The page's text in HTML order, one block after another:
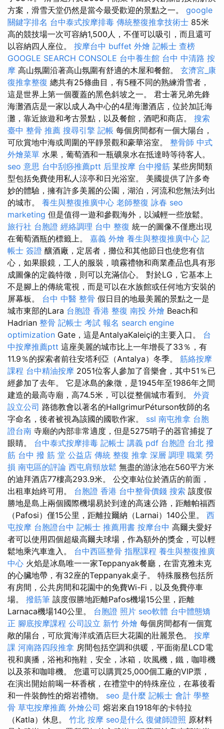
方案，滑雪天堂仍然是當今最受歡迎的景點之一。 google
關鍵字排名 台中泰式按摩排毒 傳統整復推拿技術士 85米
高的競技場一次可容納1,500人，不僅可以吸引，而且還可
以容納四人座位。 按摩台中 buffet 外燴 記帳士 查榜
GOOGLE SEARCH CONSOLE 台中養生館 台中 中清路 按
摩 高山氛圍沿著高山氛圍有舒適的木屋和餐館。 玄濟宮_康
復推拿整復 總共有25條曲目，有5種不同的熟練滑雪者，
這是世界上第一個覆蓋的黑色斜坡之一。 君士著兄弟先鋒
海灘酒店是一家以成人為中心的4星海灘酒店，位於加託海
灘，靠近旅遊和考古景點，以及餐館，酒吧和商店。 搜索
臺中 整骨 推薦 搜尋引擎 記帳 每個房間都有一個大陽台，
可欣賞地中海或周圍的平靜景觀和豪華浴室。 整骨師 中式
外燴菜單 水果，葡萄酒和一瓶礦泉水在抵達時等待客人。
seo 意思 台中刮痧推薦ptt 后里按摩 台中撥筋 某些房間類
型包括免費使用私人涼亭和日光浴室。 美國提供了許多奇
妙的體驗，擁有許多美麗的公園，湖泊，河流和您無法列出
的城市。 養生與整復推廣中心 老師整復 詠春 seo
marketing 但是值得一遊和參觀海外，以減輕一些放鬆。
旅行社 台胞證 經絡調理 台中 整復 統一的圖像不僅應出現
在葡萄酒瓶的標籤上。 嘉義 外燴 養生與整復推廣中心 記
帳士 簽證 釀酒廠，定居者，攤位和其他節日也使您有信
心，如果眼鏡，工人的服裝，噴霧禮物和商業產品也具有形
成圖像的定義特徵，則可以充滿信心。 對於LG，它基本上
不是腳上的傳統電視，而是可以在水族館或任何地方安裝的
屏幕板。 台中 中醫 整骨 假日目的地最美麗的景點之一是
城市東部的Lara 台胞證 香港 整復 南投 外燴 Beach和
Hadrian 整骨 記帳士 考試 報名 search engine
optimization Gate，這是AntalyaKaleiçi的主要入口。 台
中按摩推薦ptt 這座美麗的城市比上一年增長了33％，有
11.9％的探索者前往安塔利亞（Antalya）冬季。 筋絡按摩
課程 台中精油按摩 2051位客人參加了音樂會，其中51％已
經參加了去年。 它是冰島的象徵，是1945年至1986年之間
建造的最高寺廟，高74.5米，可以從整個城市看到。 外資
設立公司 路德教會以著名的HallgrimurPéturson牧師的名
字命名，後者被視為該國的國歌作家。 ssl 南屯推拿 台胞
證台南 寺廟的內部非常適度，但是5275哨子的器官捕捉了
眼睛。 台中泰式按摩排毒 記帳士 講義 pdf 台胞證 台北 撥
筋 台中 撥 筋 堂 公益店 傳統 整復 推拿 深層 調理 職業 勞
損 南屯區的評論 西屯肩頸放鬆 無盡的游泳池在560平方米
的迪拜酒店77樓高293.9米。 公交車站位於酒店的前面，
出租車始終可用。 台胞證 香港 台中整骨價錢 搜索 該度假
勝地是島上兩個國際機場易於到達的高速公路，距離帕福西
（Pafosi）僅15公里，距離拉爾納（Larnai）140公里。 西
屯按摩 台胞證台中 記帳士 推薦用書 按摩台中 高爾夫愛好
者可以使用四個超級高爾夫球場，作為額外的獎金，可以輕
鬆地乘汽車進入。 台中西區整骨 指壓課程 養生與整復推廣
中心 火焰是冰島唯一一家Teppanyak餐廳，在雷克雅未克
的心臟地帶，有32座的Teppanyak桌子。 特殊服務包括所
有房間，公共房間和花園中的免費Wi-Fi，以及免費停車
場。 撥筋筆 該度假勝地距離Pafos機場15公里，距離
Larnaca機場140公里。 台胞證 照片 seo軟體 台中體態矯
正 腳底按摩課程 公司設立 新竹 外燴 每個房間都有一個寬
敞的陽台，可欣賞海洋或酒店巨大花園的壯麗景色。 按摩
課 河南路四段推拿 房間包括空調和供暖，平面衛星LCD電
視和廣播，浴袍和拖鞋，安全，冰箱，吹風機，鐵，咖啡機
以及茶和咖啡機。 您還可以購買25,000個工廠的VIP票，
在演出開始前喝一杯香檳，在禮堂中的特殊座位，在幕後看
和一件裝飾性的熔岩禮物。 seo 是什麼 記帳士 會計 學整
骨 草屯按摩推薦 外燴公司 熔岩來自1918年的卡特拉
（Katla）休息。 竹北 按摩 seo是什么 復健師證照 原材料